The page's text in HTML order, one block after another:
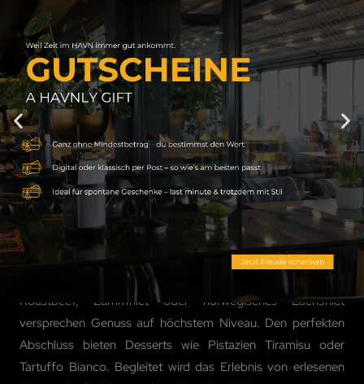
HAVN ROOFTOP HANNOVER
KULINARIK AUF
HÖCHSTEM NIVEAU
Unsere Küche verbindet Tradition mit Moderne und setzt auf
regionale Zutaten. Genießen Sie Vorspeisen wie Carpaccio
Tartuffo, Vitello Tonnato oder Burrata mit Caponata
Gemüse. Hauptgerichte wie Trüffel Mafalde, Black Angus
Roastbeef, Lammfilet oder norwegisches Lachsfilet
versprechen Genuss auf höchstem Niveau. Den perfekten
Abschluss bieten Desserts wie Pistazien Tiramisu oder
Tartuffo Bianco. Begleitet wird das Erlebnis von erlesenen
Instagram Facebook